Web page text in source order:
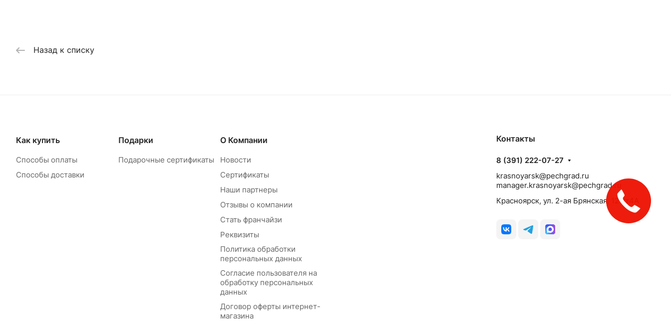
Назад к списку
Как купить
Способы оплаты
Способы доставки
Подарки
Подарочные сертификаты
О Компании
Новости
Сертификаты
Наши партнеры
Отзывы о компании
Стать франчайзи
Реквизиты
Политика обработки
персональных данных
Согласие пользователя на
обработку персональных
данных
Договор оферты интернет-
магазина
Контакты
8 (391) 222-07-27
krasnoyarsk@pechgrad.ru
manager.krasnoyarsk@pechgrad.ru
Красноярск, ул. 2-ая Брянская, 12 ст4А